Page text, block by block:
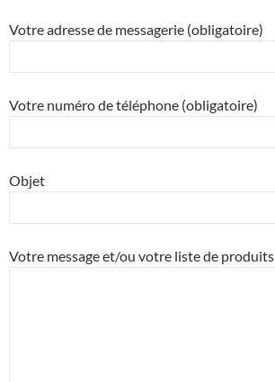
Votre adresse de messagerie (obligatoire)
Votre numéro de téléphone (obligatoire)
Objet
Votre message et/ou votre liste de produits